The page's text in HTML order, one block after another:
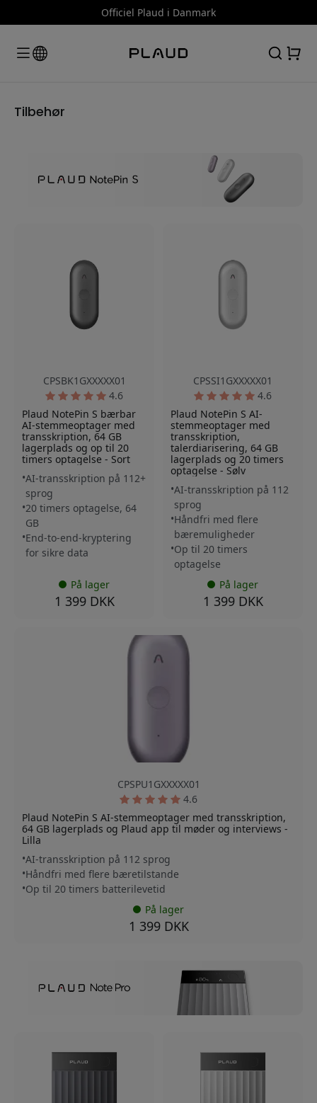
Officiel Plaud i Danmark
Tilbehør
CPSBK1GXXXXX01
4.6
Plaud NotePin S bærbar
AI-stemmeoptager med
transskription, 64 GB
lagerplads og op til 20
timers optagelse - Sort
AI-transskription på 112+
sprog
20 timers optagelse, 64
GB
End-to-end-kryptering
for sikre data
På lager
1 399 DKK
CPSSI1GXXXXX01
4.6
Plaud NotePin S AI-
stemmeoptager med
transskription,
talerdiarisering, 64 GB
lagerplads og 20 timers
optagelse - Sølv
AI-transskription på 112
sprog
Håndfri med flere
bæremuligheder
Op til 20 timers
optagelse
På lager
1 399 DKK
CPSPU1GXXXXX01
4.6
Plaud NotePin S AI-stemmeoptager med transskription,
64 GB lagerplads og Plaud app til møder og interviews -
Lilla
AI-transskription på 112 sprog
Håndfri med flere bæretilstande
Op til 20 timers batterilevetid
På lager
1 399 DKK